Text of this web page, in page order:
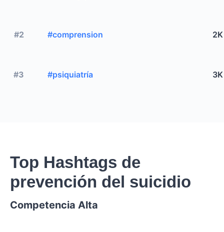
#2 #comprension 2K
#3 #psiquiatría 3K
Top Hashtags de
prevención del suicidio
Competencia Alta